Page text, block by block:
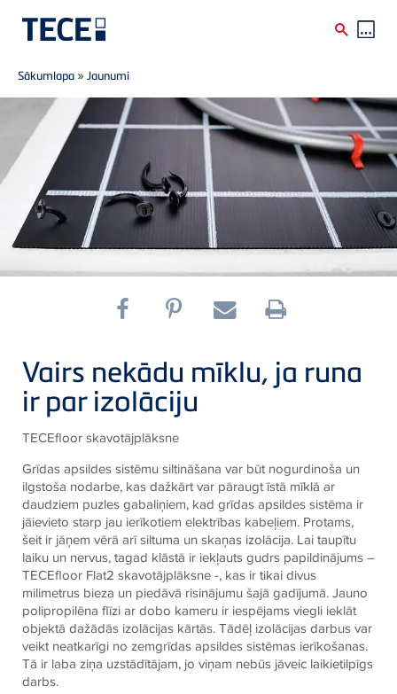
Skip to main content
Breadcrumb
Sākumlapa »Jaunumi
Vairs nekādu mīklu, ja runa
ir par izolāciju
TECEfloor skavotājplāksne
Grīdas apsildes sistēmu siltināšana var būt nogurdinoša un
ilgstoša nodarbe, kas dažkārt var pāraugt īstā mīklā ar
daudziem puzles gabaliņiem, kad grīdas apsildes sistēma ir
jāievieto starp jau ierīkotiem elektrības kabeļiem. Protams,
šeit ir jāņem vērā arī siltuma un skaņas izolācija. Lai taupītu
laiku un nervus, tagad klāstā ir iekļauts gudrs papildinājums –
TECEfloor Flat2 skavotājplāksne ‒, kas ir tikai divus
milimetrus bieza un piedāvā risinājumu šajā gadījumā. Jauno
polipropilēna flīzi ar dobo kameru ir iespējams viegli ieklāt
objektā dažādās izolācijas kārtās. Tādēļ izolācijas darbus var
veikt neatkarīgi no zemgrīdas apsildes sistēmas ierīkošanas.
Tā ir laba ziņa uzstādītājam, jo viņam nebūs jāveic laikietilpīgs
darbs.